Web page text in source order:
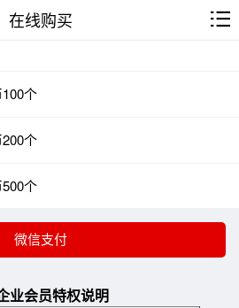
在线购买
个
个
个
业会员特权说明